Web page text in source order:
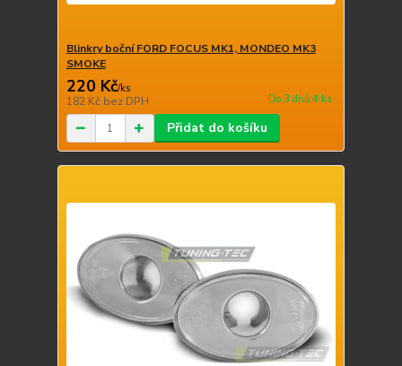
Blinkry boční FORD FOCUS MK1, MONDEO MK3
SMOKE
220 Kč/ks
182 Kč bez DPH Do 3 dnů 4 ks
Přidat do košíku